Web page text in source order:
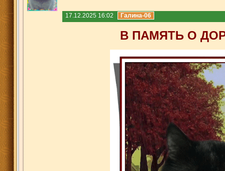
17.12.2025 16:02 Галина-06
В ПАМЯТЬ О